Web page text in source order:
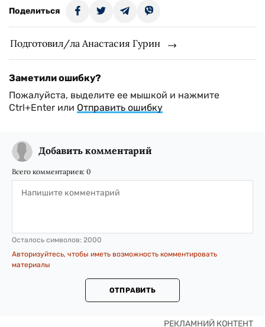
Поделиться
Подготовил/ла Анастасия Гурин
Заметили ошибку?
Пожалуйста, выделите ее мышкой и нажмите
Ctrl+Enter или Отправить ошибку
Добавить комментарий
Всего комментариев: 0
Осталось символов: 2000
Авторизуйтесь, чтобы иметь возможность комментировать
материалы
ОТПРАВИТЬ